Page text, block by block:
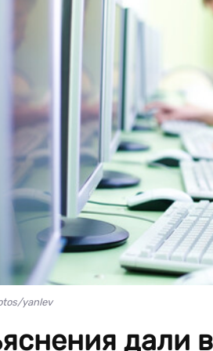
yanlev
дали